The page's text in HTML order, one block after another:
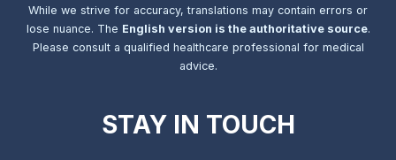
While we strive for accuracy, translations may contain errors or
lose nuance. The English version is the authoritative source.
Please consult a qualified healthcare professional for medical
advice.
STAY IN TOUCH